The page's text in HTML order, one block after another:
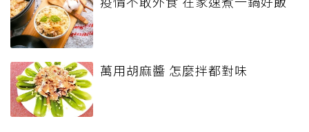
萬用胡麻醬 怎麼拌都對味